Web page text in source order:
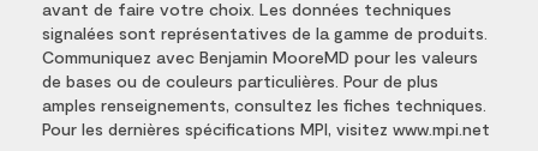
avant de faire votre choix. Les données techniques
signalées sont représentatives de la gamme de produits.
Communiquez avec Benjamin MooreMD pour les valeurs
de bases ou de couleurs particulières. Pour de plus
amples renseignements, consultez les fiches techniques.
Pour les dernières spécifications MPI, visitez www.mpi.net